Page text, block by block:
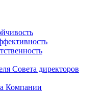
Совета директоров
Компании